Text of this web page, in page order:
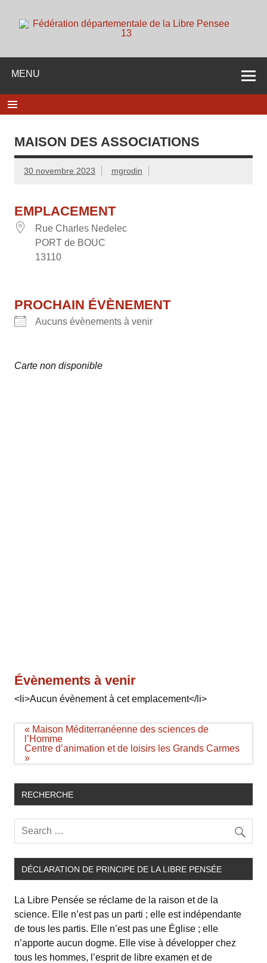
content
dieu ni maitre
MENU
MAISON DES ASSOCIATIONS
30 novembre 2023 mgrodin
EMPLACEMENT
Rue Charles Nedelec
PORT de BOUC
13110
PROCHAIN ÉVÈNEMENT
Aucuns évènements à venir
Carte non disponible
Évènements à venir
<li>Aucun évènement à cet emplacement</li>
Navigation
de
l’article
« Maison Méditerranéenne des sciences de
l’Homme
Centre d’animation et de loisirs les Grands Carmes
»
RECHERCHE
DÉCLARATION DE PRINCIPE DE LA LIBRE PENSÉE
La Libre Pensée se réclame de la raison et de la
science. Elle n’est pas un parti ; elle est indépendante
de tous les partis. Elle n’est pas une Église ; elle
n’apporte aucun dogme. Elle vise à développer chez
tous les hommes, l’esprit de libre examen et de